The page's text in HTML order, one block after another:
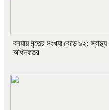
বন্যায় মৃতের সংখ্যা বেড়ে ৯২: স্বাস্থ্য
অধিদফতর